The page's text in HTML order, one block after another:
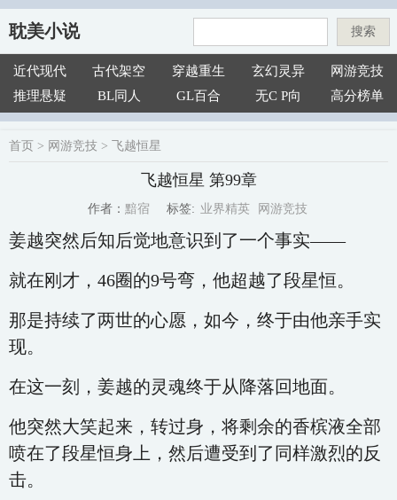
耽美小说 搜索
近代现代 古代架空 穿越重生 玄幻灵异
网游竞技
推理悬疑
BL同人 GL百合 无C P向 高分榜单
首页 > 网游竞技 > 飞越恒星
飞越恒星 第99章
作者： 黯宿 标签: 业界精英 网游竞技
姜越突然后知后觉地意识到了一个事实——
就在刚才，46圈的9号弯，他超越了段星恒。
那是持续了两世的心愿，如今，终于由他亲手实
现。
在这一刻，姜越的灵魂终于从降落回地面。
他突然大笑起来，转过身，将剩余的香槟液全部
喷在了段星恒身上，然后遭受到了同样激烈的反
击。